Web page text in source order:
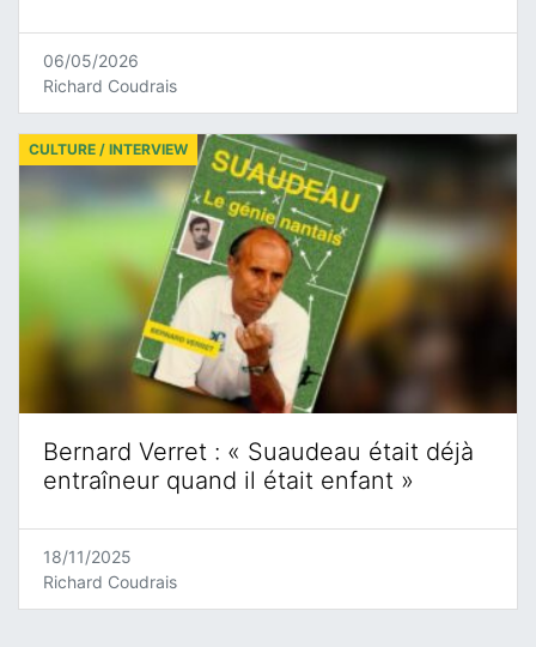
06/05/2026
Richard Coudrais
Bernard Verret : « Suaudeau était déjà
entraîneur quand il était enfant »
CULTURE / INTERVIEW
18/11/2025
Richard Coudrais